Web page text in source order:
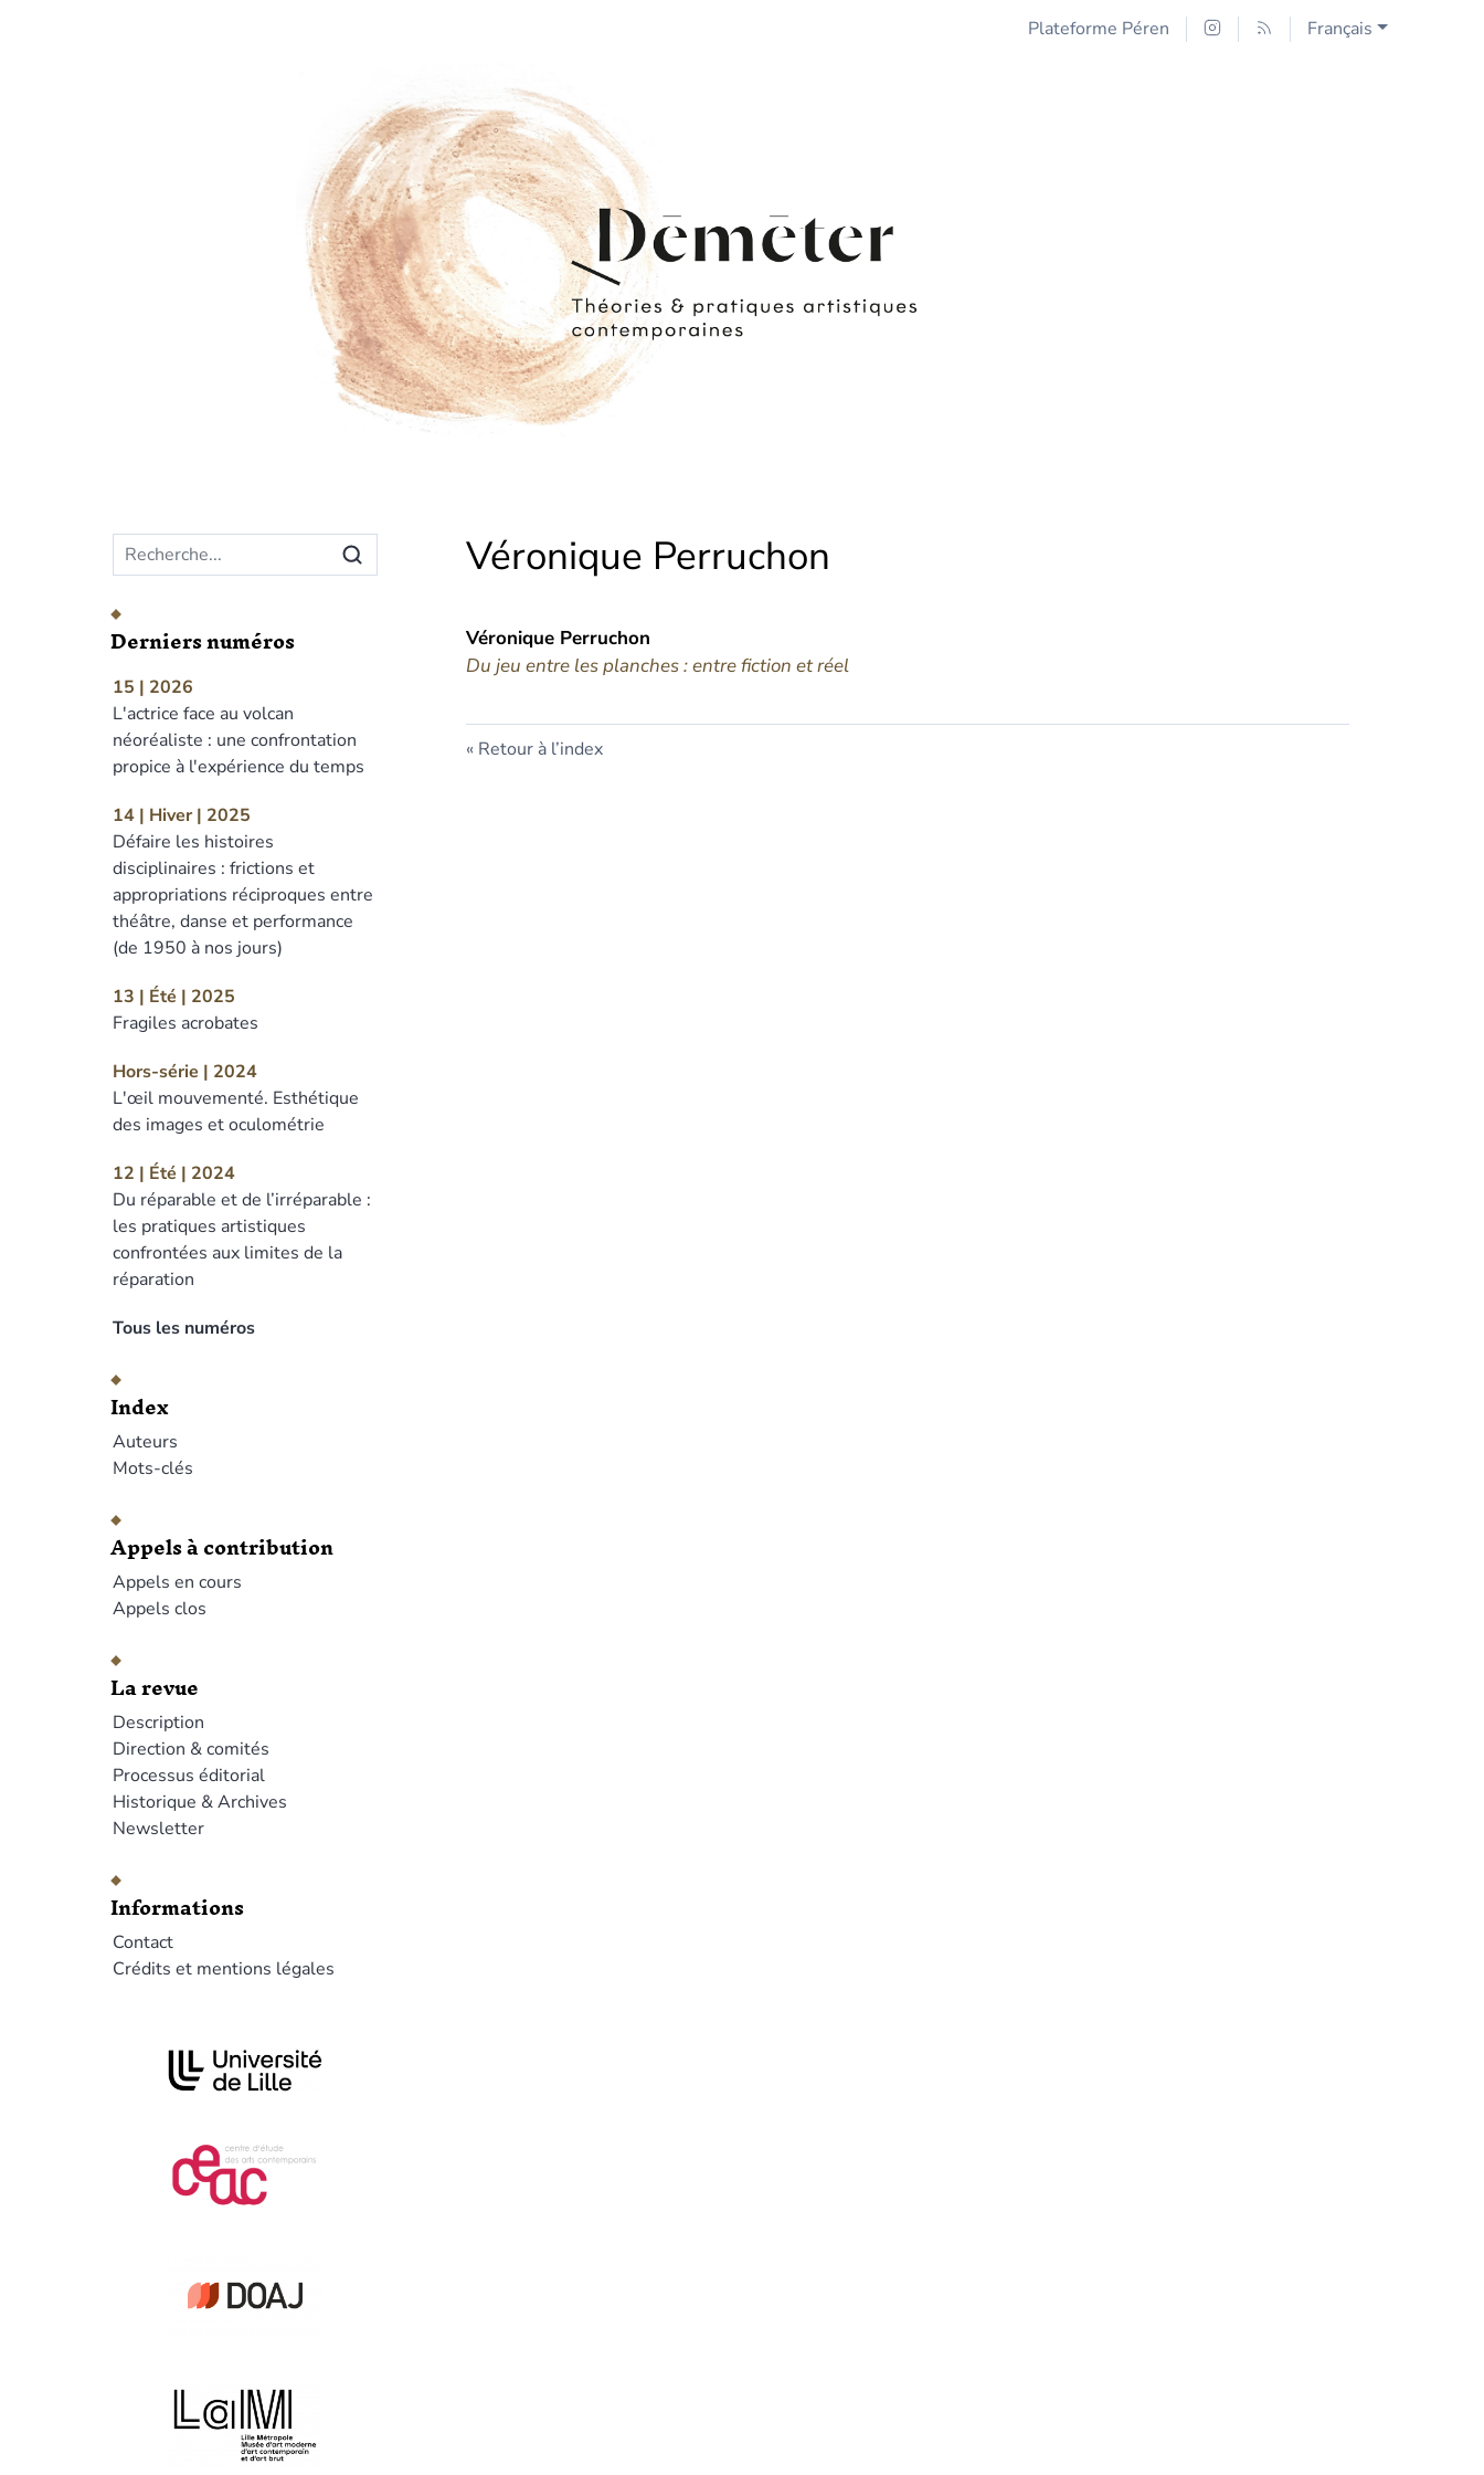
Plateforme Péren Français
Menu principal
Derniers numéros
15 | 2026
L'actrice face au volcan
néoréaliste : une confrontation
propice à l'expérience du temps
14 | Hiver | 2025
Défaire les histoires
disciplinaires : frictions et
appropriations réciproques entre
théâtre, danse et performance
(de 1950 à nos jours)
13 | Été | 2025
Fragiles acrobates
Hors-série | 2024
L'œil mouvementé. Esthétique
des images et oculométrie
12 | Été | 2024
Du réparable et de l’irréparable :
les pratiques artistiques
confrontées aux limites de la
réparation
Tous les numéros
Index
Auteurs
Mots-clés
Appels à contribution
Appels en cours
Appels clos
La revue
Description
Direction & comités
Processus éditorial
Historique & Archives
Newsletter
Informations
Contact
Crédits et mentions légales
Affiliations/partenaires
Véronique Perruchon
Véronique Perruchon
Du jeu entre les planches : entre fiction et réel
Retour à l’index